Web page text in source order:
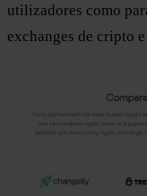
utilizadores como
exchanges de cripto